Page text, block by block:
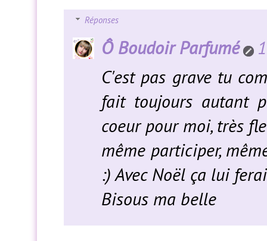
Réponses
Ô Boudoir Parfumé
C'est pas grave tu
fait toujours autant
coeur pour moi, très
même participer,
:) Avec Noël ça lui
Bisous ma belle